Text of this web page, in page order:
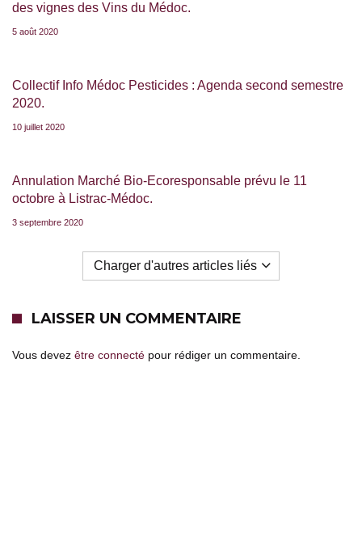
des vignes des Vins du Médoc.
5 août 2020
Collectif Info Médoc Pesticides : Agenda second semestre
2020.
10 juillet 2020
Annulation Marché Bio-Ecoresponsable prévu le 11
octobre à Listrac-Médoc.
3 septembre 2020
Charger d'autres articles liés
LAISSER UN COMMENTAIRE
Vous devez être connecté pour rédiger un commentaire.